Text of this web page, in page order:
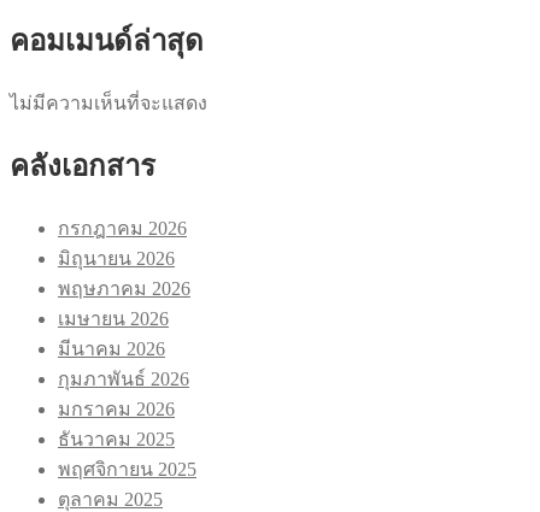
คอมเมนด์ล่าสุด
ไม่มีความเห็นที่จะแสดง
คลังเอกสาร
กรกฎาคม 2026
มิถุนายน 2026
พฤษภาคม 2026
เมษายน 2026
มีนาคม 2026
กุมภาพันธ์ 2026
มกราคม 2026
ธันวาคม 2025
พฤศจิกายน 2025
ตุลาคม 2025